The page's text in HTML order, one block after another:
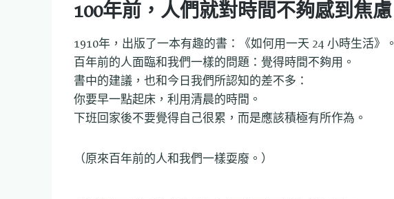
100年前，人們就對時間不夠感到焦慮
1910年，出版了一本有趣的書：《如何用一天 24 小時生活》。
百年前的人面臨和我們一樣的問題：覺得時間不夠用。
書中的建議，也和今日我們所認知的差不多：
你要早一點起床，利用清晨的時間。
下班回家後不要覺得自己很累，而是應該積極有所作為。
（原來百年前的人和我們一樣耍廢。）